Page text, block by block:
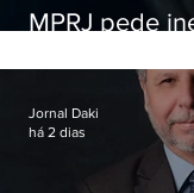
MPRJ pede
Jornal Daki
há 2 dias